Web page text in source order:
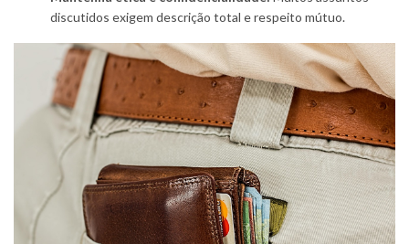
discutidos exigem descrição total e respeito mútuo.